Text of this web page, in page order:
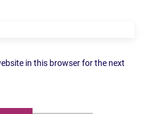
in this browser for the next